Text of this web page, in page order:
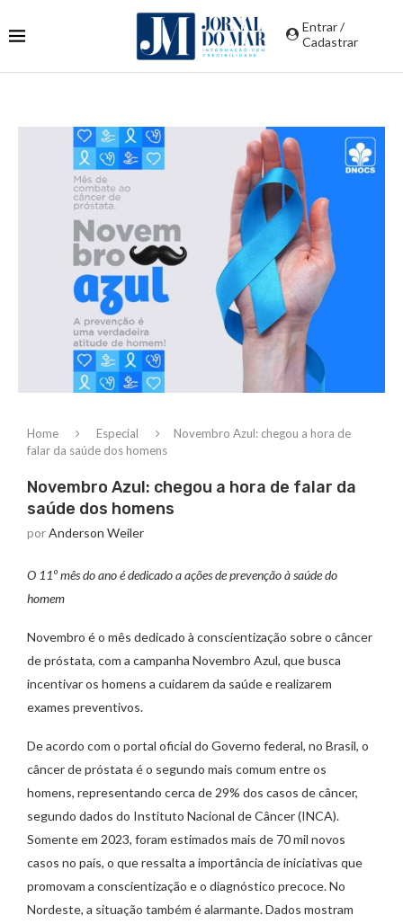
Entrar /
Cadastrar
Home Especial
Novembro Azul: chegou a hora de
falar da saúde dos homens
Novembro Azul: chegou a hora de falar da
saúde dos homens
porAnderson Weiler
O 11º mês do ano é dedicado a ações de prevenção à saúde do
homem
Novembro é o mês dedicado à conscientização sobre o câncer
de próstata, com a campanha Novembro Azul, que busca
incentivar os homens a cuidarem da saúde e realizarem
exames preventivos.
De acordo com o portal oficial do Governo federal, no Brasil, o
câncer de próstata é o segundo mais comum entre os
homens, representando cerca de 29% dos casos de câncer,
segundo dados do Instituto Nacional de Câncer (INCA).
Somente em 2023, foram estimados mais de 70 mil novos
casos no país, o que ressalta a importância de iniciativas que
promovam a conscientização e o diagnóstico precoce. No
Nordeste, a situação também é alarmante. Dados mostram